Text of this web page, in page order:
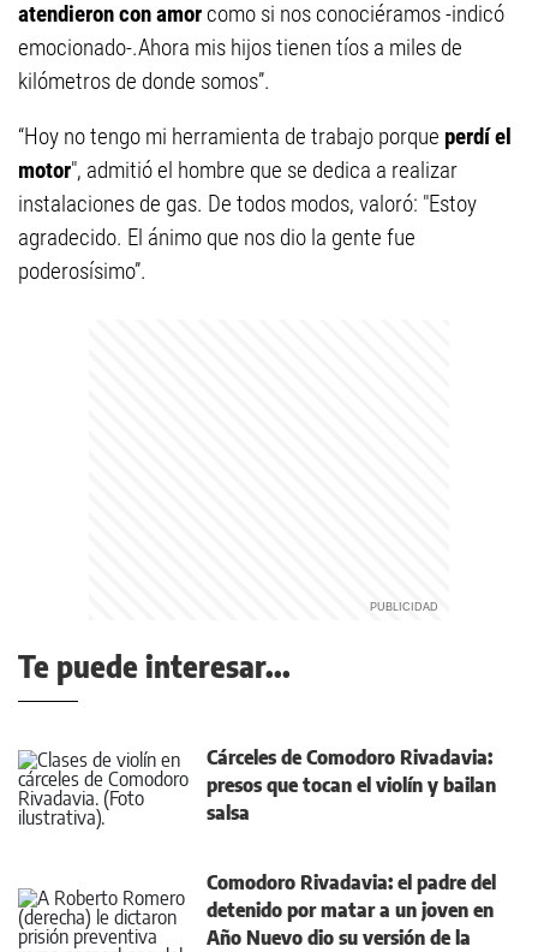
atendieron con amor como si nos conociéramos -indicó
emocionado-.Ahora mis hijos tienen tíos a miles de
kilómetros de donde somos”.
“Hoy no tengo mi herramienta de trabajo porque perdí el
motor", admitió el hombre que se dedica a realizar
instalaciones de gas. De todos modos, valoró: "Estoy
agradecido. El ánimo que nos dio la gente fue
poderosísimo”.
Te puede interesar...
Cárceles de Comodoro Rivadavia:
presos que tocan el violín y bailan
salsa
Comodoro Rivadavia: el padre del
detenido por matar a un joven en
Año Nuevo dio su versión de la